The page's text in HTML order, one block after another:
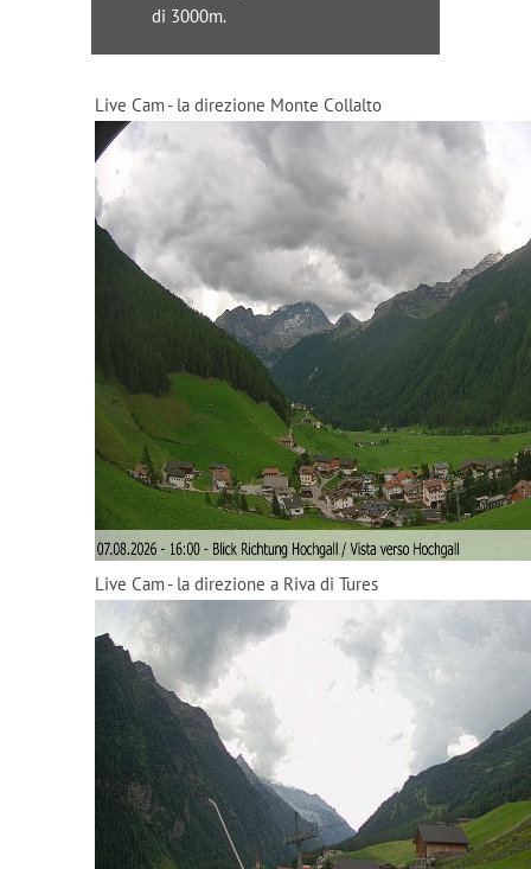
di 3000m.
Live Cam - la direzione Monte Collalto
Live Cam - la direzione a Riva di Tures